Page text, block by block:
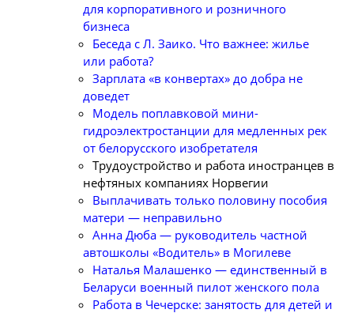
для корпоративного и розничного
бизнеса
Беседа с Л. Заико. Что важнее: жилье
или работа?
Зарплата «в конвертах» до добра не
доведет
Модель поплавковой мини-
гидроэлектростанции для медленных рек
от белорусского изобретателя
Трудоустройство и работа иностранцев в
нефтяных компаниях Норвегии
Выплачивать только половину пособия
матери — неправильно
Анна Дюба — руководитель частной
автошколы «Водитель» в Могилеве
Наталья Малашенко — единственный в
Беларуси военный пилот женского пола
Работа в Чечерске: занятость для детей и